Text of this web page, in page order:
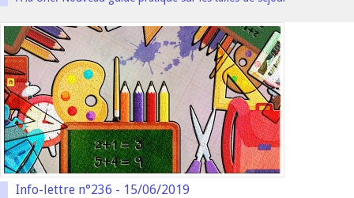
Info-lettre n°236 - 15/06/2019